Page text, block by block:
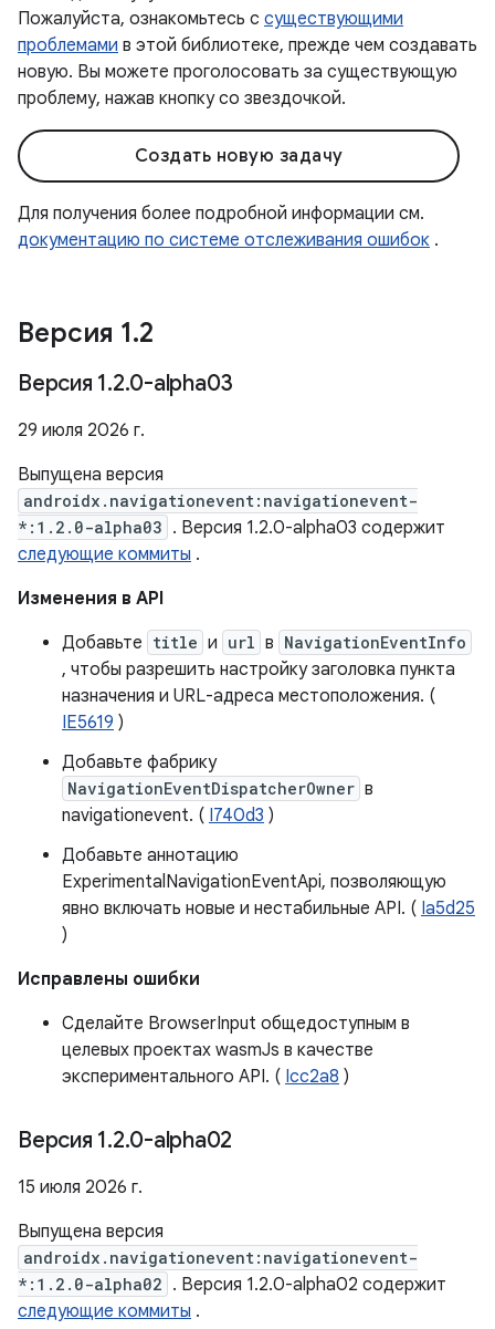
Пожалуйста, ознакомьтесь с существующими
проблемами в этой библиотеке, прежде чем создавать
новую. Вы можете проголосовать за существующую
проблему, нажав кнопку со звездочкой.
Создать новую задачу
Для получения более подробной информации см.
документацию по системе отслеживания ошибок .
Версия 1.2
Версия 1.2.0-alpha03
29 июля 2026 г.
Выпущена версия
androidx.navigationevent:navigationevent-
*:1.2.0-alpha03 . Версия 1.2.0-alpha03 содержит
следующие коммиты .
Изменения в API
Добавьте title и url в NavigationEventInfo
, чтобы разрешить настройку заголовка пункта
назначения и URL-адреса местоположения. (
IE5619 )
Добавьте фабрику
NavigationEventDispatcherOwner в
navigationevent. ( I740d3 )
Добавьте аннотацию
ExperimentalNavigationEventApi, позволяющую
явно включать новые и нестабильные API. ( Ia5d25
)
Исправлены ошибки
Сделайте BrowserInput общедоступным в
целевых проектах wasmJs в качестве
экспериментального API. ( Icc2a8 )
Версия 1.2.0-alpha02
15 июля 2026 г.
Выпущена версия
androidx.navigationevent:navigationevent-
*:1.2.0-alpha02 . Версия 1.2.0-alpha02 содержит
следующие коммиты .